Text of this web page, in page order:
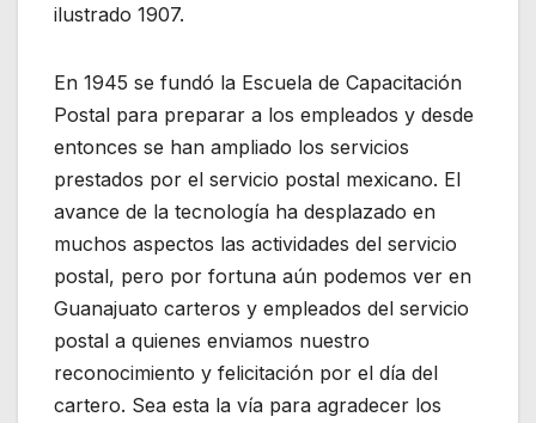
ilustrado 1907.
En 1945 se fundó la Escuela de Capacitación
Postal para preparar a los empleados y desde
entonces se han ampliado los servicios
prestados por el servicio postal mexicano. El
avance de la tecnología ha desplazado en
muchos aspectos las actividades del servicio
postal, pero por fortuna aún podemos ver en
Guanajuato carteros y empleados del servicio
postal a quienes enviamos nuestro
reconocimiento y felicitación por el día del
cartero. Sea esta la vía para agradecer los